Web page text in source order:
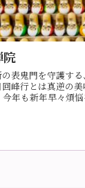
院
表鬼門を守護す
峰行とは真逆の
年も新年早々煩悩